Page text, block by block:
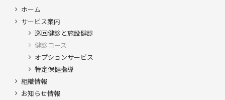
ホーム
サービス案内
巡回健診と施設健診
健診コース
オプションサービス
特定保健指導
組織情報
お知らせ情報